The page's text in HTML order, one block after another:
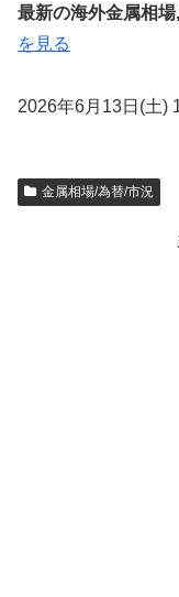
最新の海外金属相
を見る
2026年6月13日(土)
金属相場/為替/市況